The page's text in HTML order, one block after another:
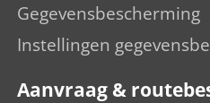
Gegevensbescherming
Instellingen
Aanvraag &